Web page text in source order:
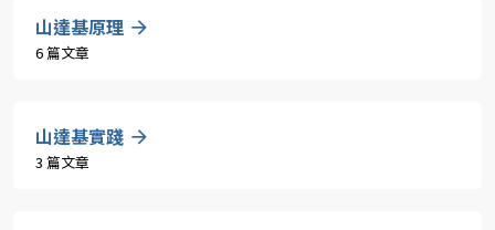
山達基原理
6 篇文章
山達基實踐
3 篇文章